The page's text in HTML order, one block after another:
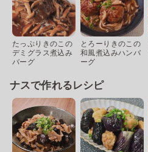
たっぷりきのこの
デミグラス煮込み
バーグ
とろーりきのこの
和風煮込みハンバ
ーグ
ナスで作れるレシピ